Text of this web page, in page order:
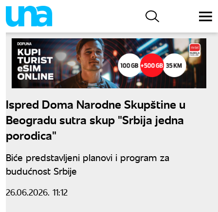
Ispred Doma Narodne Skupštine u
Beogradu sutra skup "Srbija jedna
porodica"
Biće predstavljeni planovi i program za
budućnost Srbije
26.06.2026. 11:12